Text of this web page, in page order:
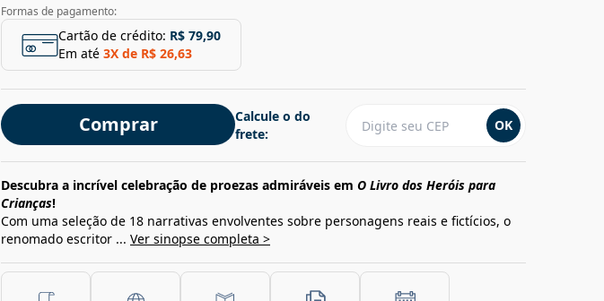
Formas de pagamento:
Cartão de crédito: R$ 79,90
Em até 3X de R$ 26,63
Comprar
Calcule o do
frete:
OK
Descubra a incrível celebração de proezas admiráveis em O Livro dos Heróis para
Crianças!
Com uma seleção de 18 narrativas envolventes sobre personagens reais e fictícios, o
renomado escritor ... Ver sinopse completa >